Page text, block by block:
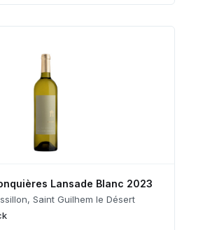
Lansade Blanc 2023
Saint Guilhem le Désert